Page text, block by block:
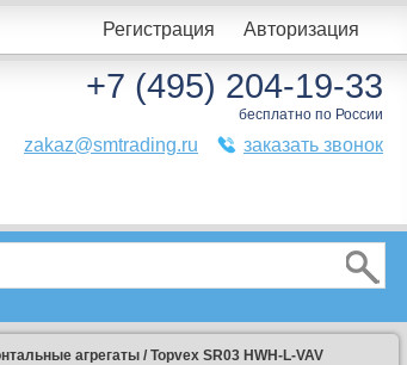
Регистрация Авторизация
+7 (495) 204-19-33
бесплатно по России
zakaz@smtrading.ru заказать звонок
агрегаты / Topvex SR03 HWH-L-VAV